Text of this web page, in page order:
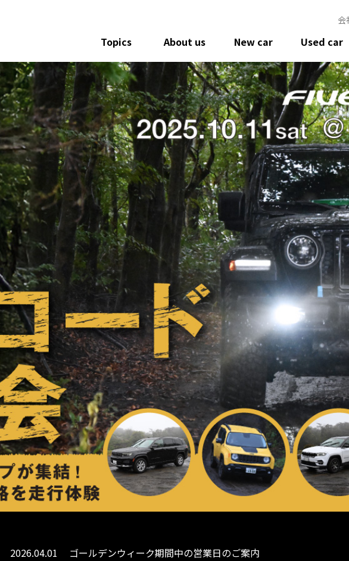
Topics About us New car Used car
会
2026.04.01 ゴールデンウィーク期間中の営業日のご案内